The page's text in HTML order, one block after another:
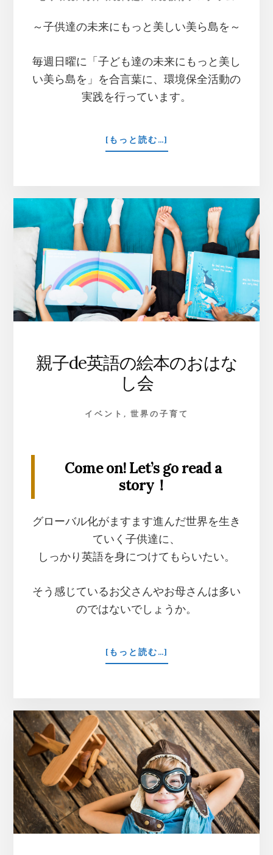
～子供達の未来にもっと美しい美ら島を～
毎週日曜に「子ども達の未来にもっと美し
い美ら島を」を合言葉に、環境保全活動の
実践を行っています。
[もっと読む…]
ハ
ク
リ
ー
ン
隊
親子de英語の絵本のおはな
し会
イベント , 世界の子育て
Come on! Let’s go read a
story！
グローバル化がますます進んだ世界を生き
ていく子供達に、
しっかり英語を身につけてもらいたい。
そう感じているお父さんやお母さんは多い
のではないでしょうか。
[もっと読む…]
親
語
の
絵
本
の
お
は
な
し